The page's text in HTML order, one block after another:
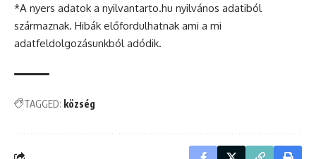
*A nyers adatok a nyilvantarto.hu nyilvános adatiból
származnak. Hibák előfordulhatnak ami a mi
adatfeldolgozásunkból adódik.
TAGGED: község